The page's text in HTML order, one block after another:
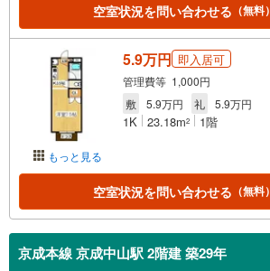
空室状況を問い合わせる （無料）
もっと見る
5.9万円 即入居可
管理費等 1,000円
敷
5.9万円 礼 5.9万円
1K 23.18m2 1階
空室状況を問い合わせる （無料）
京成本線 京成中山駅 2階建 築29年